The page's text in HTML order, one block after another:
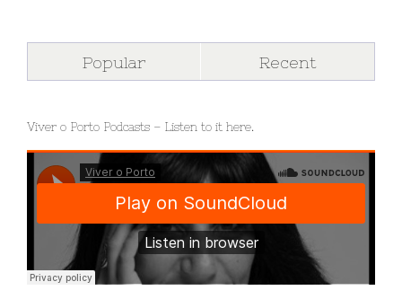
Popular Recent
Viver o Porto Podcasts – Listen to it here.